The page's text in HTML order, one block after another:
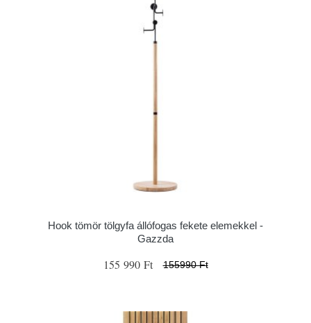
Hook tömör tölgyfa állófogas fekete elemekkel -
Gazzda
155 990 Ft 155990 Ft